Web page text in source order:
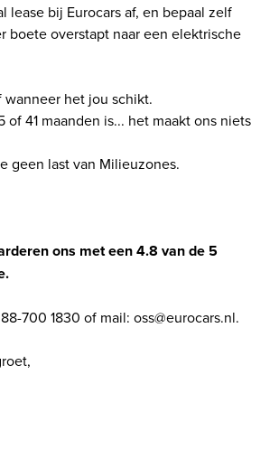
lease bij Eurocars af, en bepaal zelf
boete overstapt naar een elektrische
het jou schikt.
of 41 maanden is... het maakt ons niets
geen last van Milieuzones.
ons met een 4.8 van de 5
700 1830 of mail: oss@eurocars.nl.